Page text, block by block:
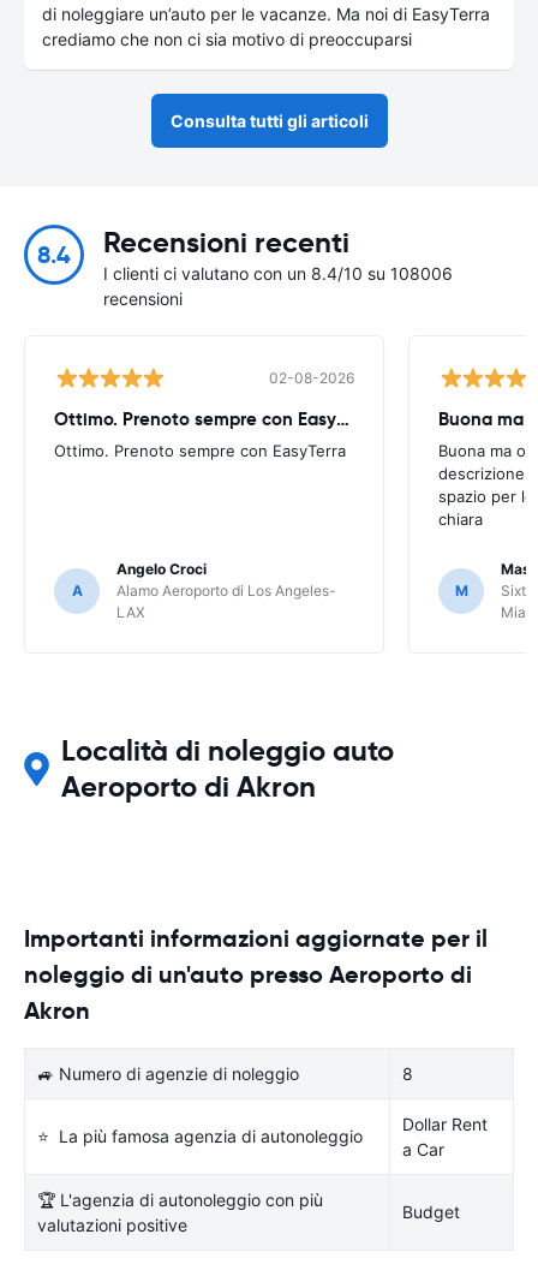
di noleggiare un’auto per le vacanze. Ma noi di EasyTerra
crediamo che non ci sia motivo di preoccuparsi
Consulta tutti gli articoli
8.4 Recensioni recenti
I clienti ci valutano con un 8.4/10 su 108006
recensioni
02-08-2026
Ottimo. Prenoto sempre con EasyTerra
Ottimo. Prenoto sempre con EasyTerra
A
Angelo Croci
Alamo Aeroporto di Los Angeles-
LAX
Buona ma
Buona ma
descrizione
spazio per
chiara
M
Sixt
Località di noleggio auto
Aeroporto di Akron
Importanti informazioni aggiornate per il
noleggio di un'auto presso Aeroporto di
Akron
🚙 Numero di agenzie di noleggio 8
⭐ La più famosa agenzia di autonoleggio
Dollar Rent
a Car
🏆 L'agenzia di autonoleggio con più
valutazioni positive
Budget